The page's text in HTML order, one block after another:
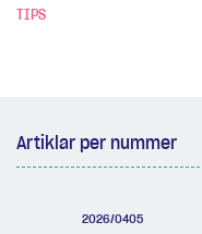
TIPS
Artiklar per nummer
2026/0405